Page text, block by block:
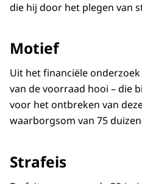
die hij door het plegen van
Motief
Uit het financiële
van de voorraad hooi – die
voor het ontbreken van
waarborgsom van 75
Strafeis